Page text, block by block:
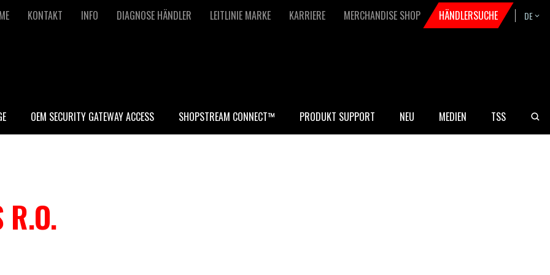
KONTAKT INFO DIAGNOSE HÄNDLER LEITLINIE MARKE KARRIERE MERCHANDISE SHOP HÄNDLERSUCHE DE
OEM SECURITY GATEWAY ACCESS SHOPSTREAM CONNECT™ PRODUKT SUPPORT NEU MEDIEN TSS
R.O.